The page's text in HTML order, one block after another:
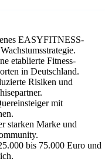
EASYFITNESS-
etablierte Fitness-
in Deutschland.
Risiken und
mit
starken Marke und
bis 75.000 Euro und